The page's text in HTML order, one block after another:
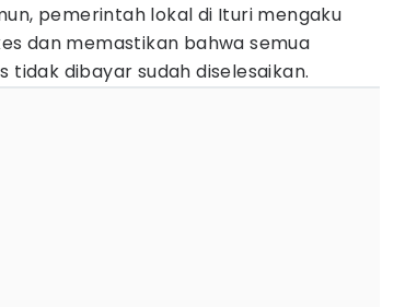
pemerintah lokal di Ituri mengaku
dan memastikan bahwa semua
tidak dibayar sudah diselesaikan.